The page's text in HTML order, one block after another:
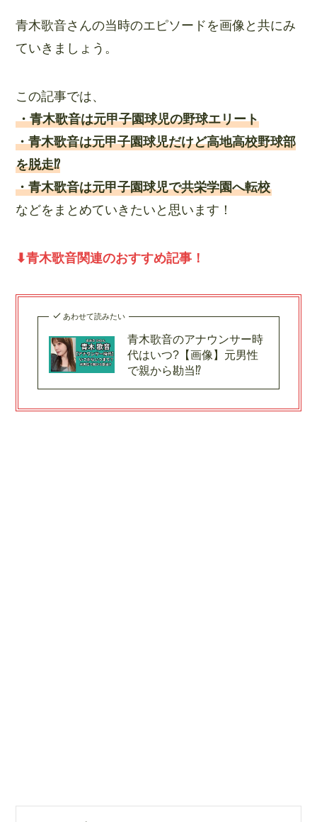
青木歌音さんの当時のエピソードを画像と共にみ
ていきましょう。
この記事では、
・青木歌音は元甲子園球児の野球エリート
・青木歌音は元甲子園球児だけど高地高校野球部
を脱走⁉︎
・青木歌音は元甲子園球児で共栄学園へ転校
などをまとめていきたいと思います！
⬇︎青木歌音関連のおすすめ記事！
あわせて読みたい
青木歌音のアナウンサー時
代はいつ?【画像】元男性
で親から勘当⁉︎